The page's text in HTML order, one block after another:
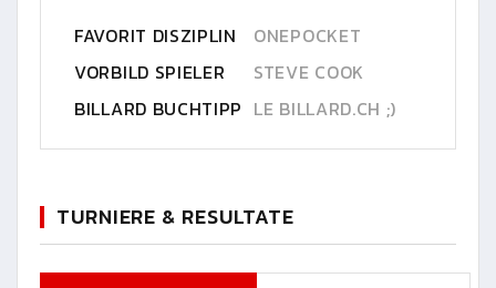
FAVORIT DISZIPLIN
ONEPOCKET
VORBILD SPIELER
STEVE COOK
BILLARD BUCHTIPP LE BILLARD.CH ;)
TURNIERE & RESULTATE